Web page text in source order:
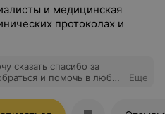
и медицинская
протоколах и
сказать спасибо за
и помочь в любой
Очень рада, что нашла
Еще